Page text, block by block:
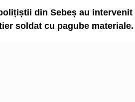
din Sebeș au
soldat cu pagube materiale.